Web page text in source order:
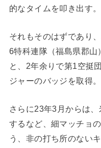
的なタイムを叩き出す。
それもそのはずであり
6特科連隊（福島県郡山
と、2年余りで第1空挺
ジャーのバッジを取得。
さらに23年3月からは
するなど、細マッチョ
う、非の打ち所のない